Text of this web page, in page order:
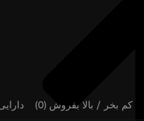
کم بخر / بالا بفروش (0)